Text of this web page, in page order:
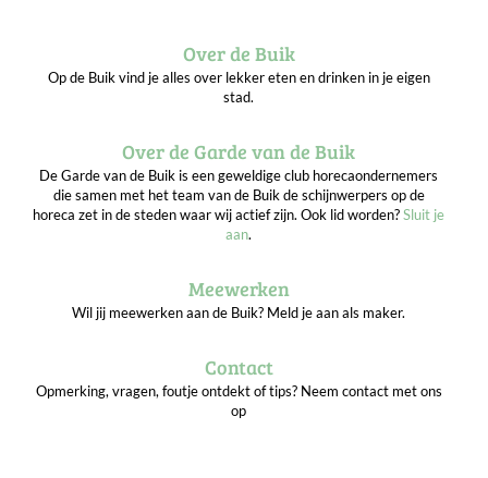
Over de Buik
Op de Buik vind je alles over lekker eten en drinken in je eigen
stad.
Over de Garde van de Buik
De Garde van de Buik is een geweldige club horecaondernemers
die samen met het team van de Buik de schijnwerpers op de
horeca zet in de steden waar wij actief zijn. Ook lid worden?Sluit je
aan.
Meewerken
Wil jij meewerken aan de Buik? Meld je aan als maker.
Contact
Opmerking, vragen, foutje ontdekt of tips? Neem contact met ons
op